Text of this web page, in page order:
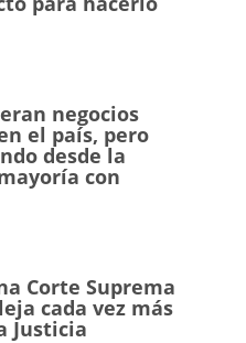
negocios
el país, pero
desde la
con
Corte Suprema
cada vez más
Justicia